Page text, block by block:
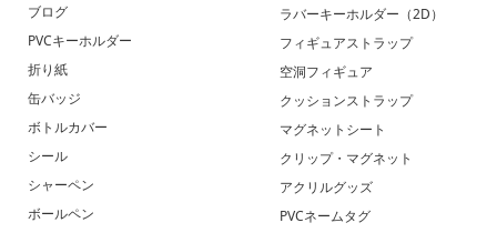
ブログ
PVCキーホルダー
折り紙
缶バッジ
ボトルカバー
シール
シャーペン
ボールペン
ラバーキーホルダー（2D）
フィギュアストラップ
空洞フィギュア
クッションストラップ
マグネットシート
クリップ・マグネット
アクリルグッズ
PVCネームタグ